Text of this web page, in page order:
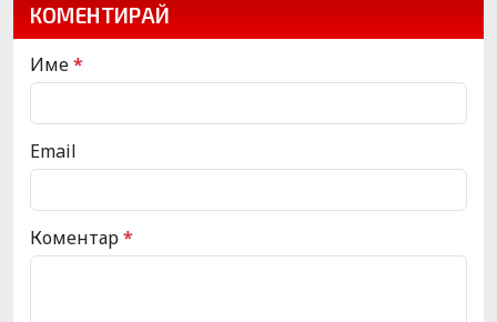
КОМЕНТИРАЙ
Име*
Email
Коментар*